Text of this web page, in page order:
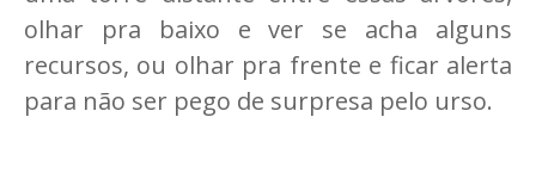
olhar pra baixo e ver se acha alguns
recursos, ou olhar pra frente e ficar alerta
para não ser pego de surpresa pelo urso.